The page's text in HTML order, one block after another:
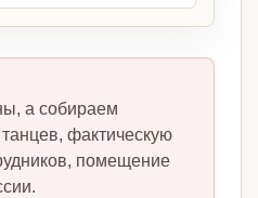
а собираем
фактическую
помещение